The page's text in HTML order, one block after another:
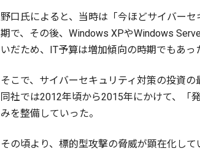
野口氏によると、当時は「今ほどサイバー
期で、その後、Windows XPやWindows
いだため、IT予算は増加傾向の時期でもあっ
そこで、サイバーセキュリティ対策の投資の
同社では2012年頃から2015年にかけて、「
みを整備していった。
その頃より、標的型攻撃の脅威が顕在化し